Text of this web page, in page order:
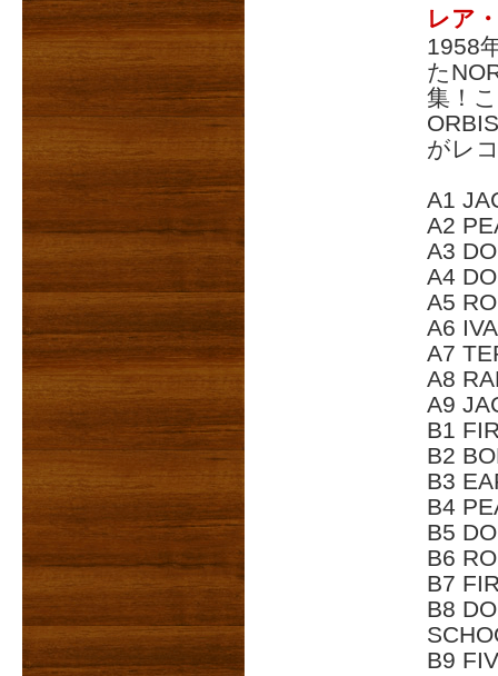
レア
1958
た
集！
がレ
A1
A2
A3
A4
A5
A6
A7
A8
A9
B1
B2
B3
B4
B5
B6
B7
B8
B9